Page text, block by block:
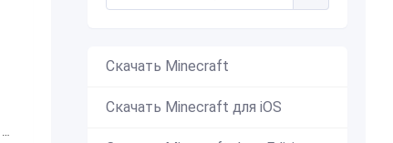
Buffalo M1
Скачать Minecraft
Скачать Minecraft для iOS